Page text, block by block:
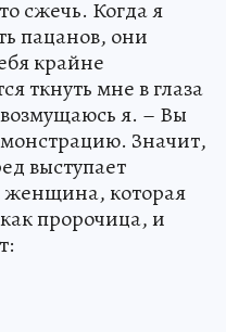
сжечь. Когда я
пацанов, они
крайне
ткнуть мне в глаза
я. – Вы
Значит,
выступает
женщина, которая
пророчица, и